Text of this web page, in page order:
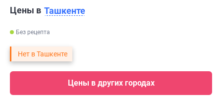
Цены в Ташкенте
Без рецепта
Нет в Ташкенте
Цены в других городах